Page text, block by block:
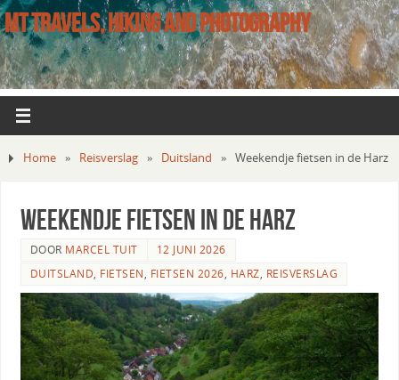
MT TRAVELS, HIKING AND PHOTOGRAPHY
Home » Reisverslag » Duitsland » Weekendje fietsen in de Harz
Weekendje fietsen in de Harz
DOOR MARCEL TUIT
12 JUNI 2026
DUITSLAND, FIETSEN, FIETSEN 2026, HARZ, REISVERSLAG